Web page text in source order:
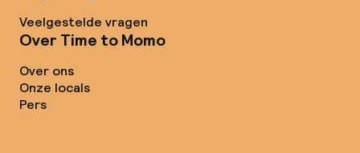
Veelgestelde vragen
Over Time to Momo
Over ons
Onze locals
Pers